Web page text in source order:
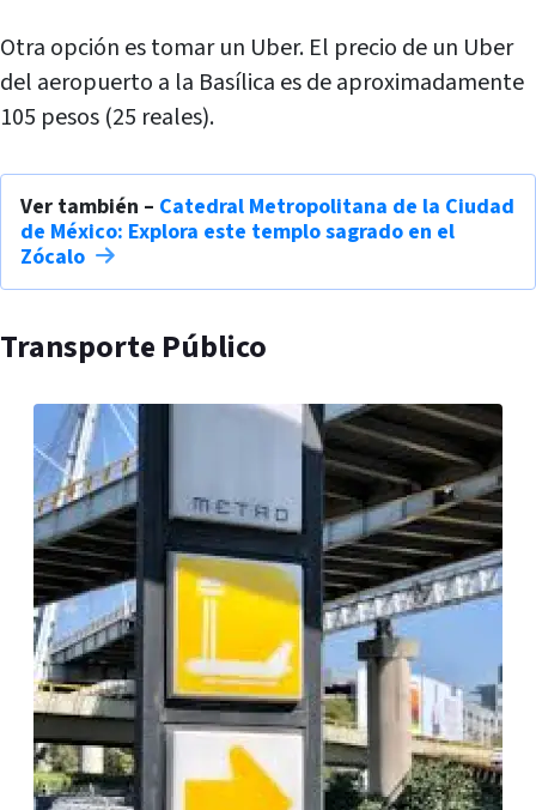
Otra opción es tomar un Uber. El precio de un Uber
del aeropuerto a la Basílica es de aproximadamente
105 pesos (25 reales).
Ver también – Catedral Metropolitana de la Ciudad
de México: Explora este templo sagrado en el
Zócalo
Transporte Público